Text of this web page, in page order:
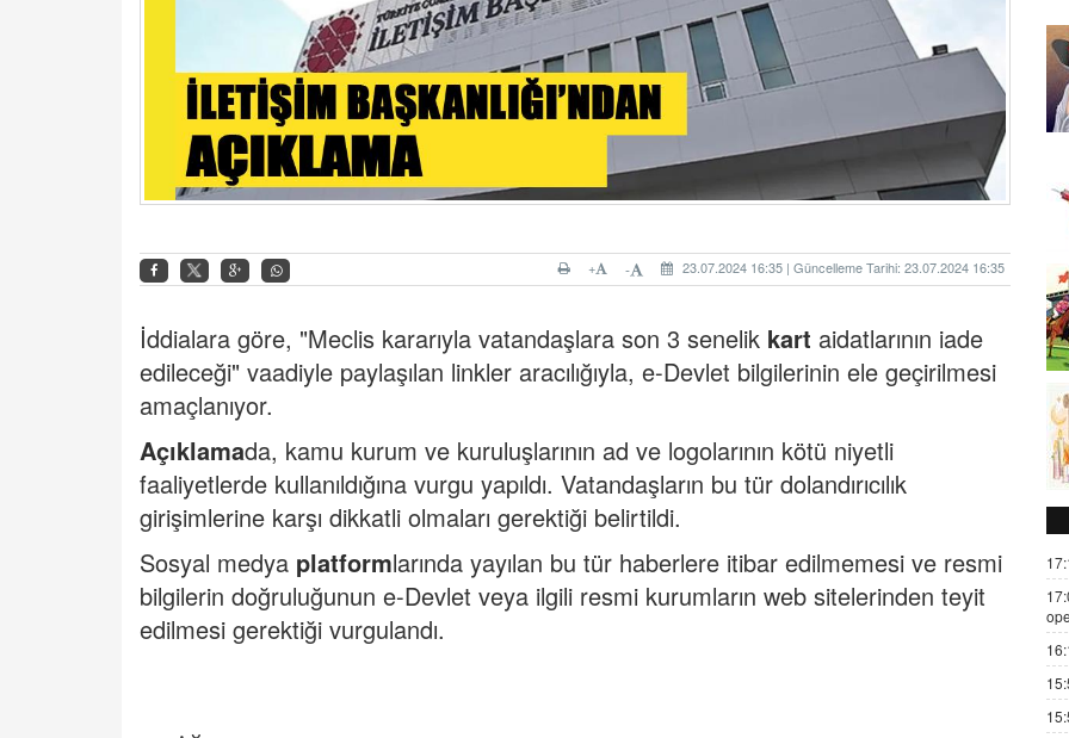
23.07.2024 16:35 | Güncelleme Tarihi: 23.07.2024 16:35
-
+
İddialara göre, "Meclis kararıyla vatandaşlara son 3 senelik kart aidatlarının iade
edileceği" vaadiyle paylaşılan linkler aracılığıyla, e-Devlet bilgilerinin ele geçirilmesi
amaçlanıyor.
Açıklamada, kamu kurum ve kuruluşlarının ad ve logolarının kötü niyetli
faaliyetlerde kullanıldığına vurgu yapıldı. Vatandaşların bu tür dolandırıcılık
girişimlerine karşı dikkatli olmaları gerektiği belirtildi.
Sosyal medya platformlarında yayılan bu tür haberlere itibar edilmemesi ve resmi
bilgilerin doğruluğunun e-Devlet veya ilgili resmi kurumların web sitelerinden teyit
edilmesi gerektiği vurgulandı.